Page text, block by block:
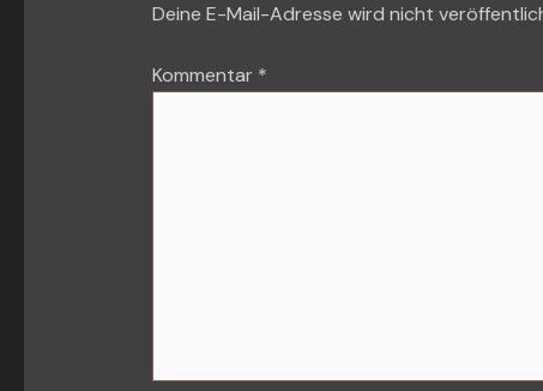
Deine E-Mail-Adresse wird nicht
Kommentar *